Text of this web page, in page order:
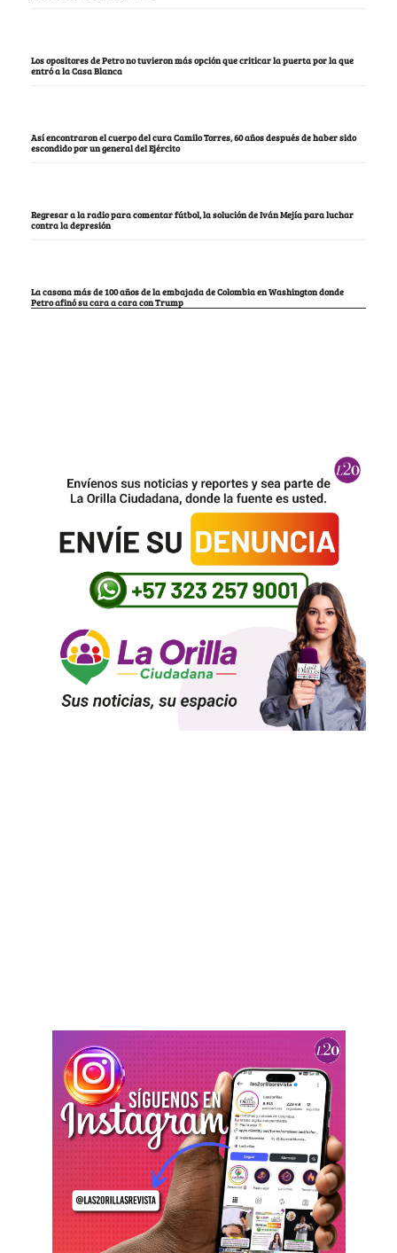
Los opositores de Petro no tuvieron más opción que criticar la puerta por la que
entró a la Casa Blanca
Así encontraron el cuerpo del cura Camilo Torres, 60 años después de haber sido
escondido por un general del Ejército
Regresar a la radio para comentar fútbol, la solución de Iván Mejía para luchar
contra la depresión
La casona más de 100 años de la embajada de Colombia en Washington donde
Petro afinó su cara a cara con Trump